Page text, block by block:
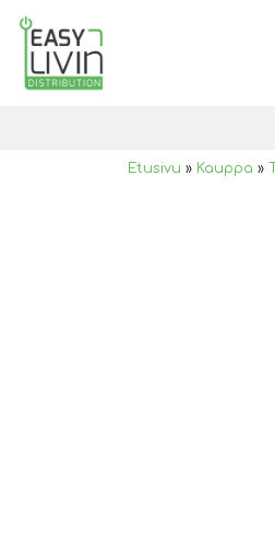
Etusivu » Kauppa »